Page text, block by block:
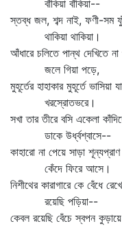
বাঁকিয়া বাঁকিয়া--
স্তব্ধ জল, শব্দ নাই, ফণী-সম
থাকিয়া থাকিয়া।
আঁধারে চলিতে পান্থ দেখিতে
জলে গিয়া পড়ে,
মুহূর্তের হাহাকার মুহূর্তে ভাসিয়া
খরস্রোতভরে।
সখা তার তীরে বসি একেলা
ডাকে উর্ধ্বশ্বাসে--
কাহারো না পেয়ে সাড়া
কেঁদে ফিরে আসে।
নিশীথের কারাগারে কে বেঁধে
রয়েছি পড়িয়া--
কেবল রয়েছি বেঁচে স্বপন